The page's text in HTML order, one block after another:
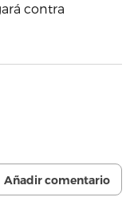
contra
Añadir comentario